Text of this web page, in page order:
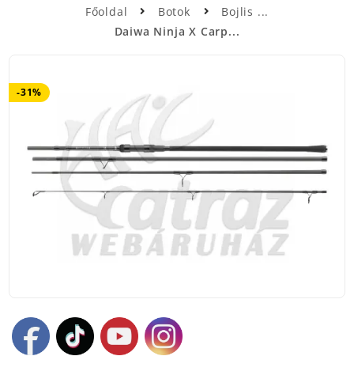
Főoldal Botok
Bojlis
Daiwa Ninja X Carp...
-31%